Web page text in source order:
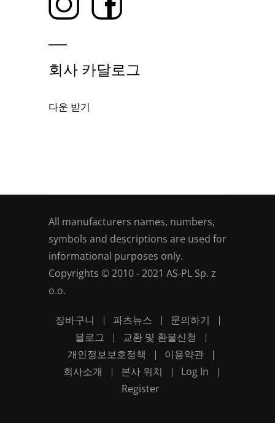
회사 카달로그
다운 받기
All manufacturers names, numbers,
symbols and descriptions are used for
informational purposes only.
Copyrights © 2010 - 2021 AS-PL Sp. z
o.o.
장바구니 파츠뉴스
문의하기
블로그
교환 및 환불신청
개인정보보호정책
이용약관
회사소개
본사 위치
Log In
Register